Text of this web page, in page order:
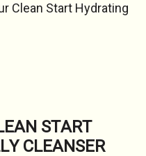
Clean Start Hydrating
START
CLEANSER